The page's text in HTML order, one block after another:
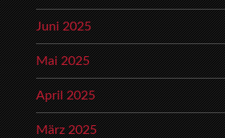
Juni 2025
Mai 2025
April 2025
März 2025